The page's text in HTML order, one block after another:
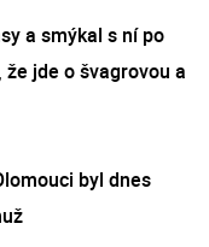
a smýkal s ní po
jde o švagrovou a
byl dnes